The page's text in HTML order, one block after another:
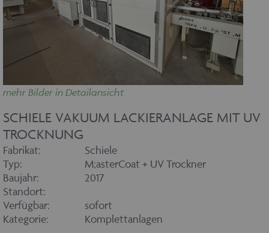
mehr Bilder in Detailansicht
SCHIELE VAKUUM LACKIERANLAGE MIT UV
TROCKNUNG
Fabrikat:
Schiele
Typ:
M;asterCoat + UV Trockner
Baujahr:
2017
Standort:
Verfügbar:
sofort
Kategorie:
Komplettanlagen